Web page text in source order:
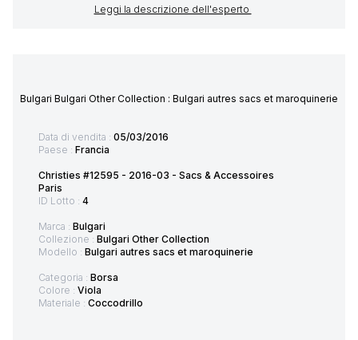
Leggi la descrizione dell'esperto
Bulgari Bulgari Other Collection : Bulgari autres sacs et maroquinerie
Data di vendita : 05/03/2016
Paese : Francia
Christies #12595 - 2016-03 - Sacs & Accessoires
Paris
ID Lotto : 4
Marca : Bulgari
Collezione : Bulgari Other Collection
Modello : Bulgari autres sacs et maroquinerie
Categoria : Borsa
Colore : Viola
Materiale : Coccodrillo